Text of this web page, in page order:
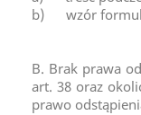
b) wzór
B. Brak prawa
art. 38 oraz
prawo